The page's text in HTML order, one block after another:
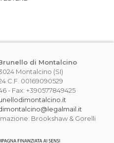
di Montalcino
Montalcino (SI)
C.F. 00169090529
- Fax: +390577849425
Brookshaw & Gorelli